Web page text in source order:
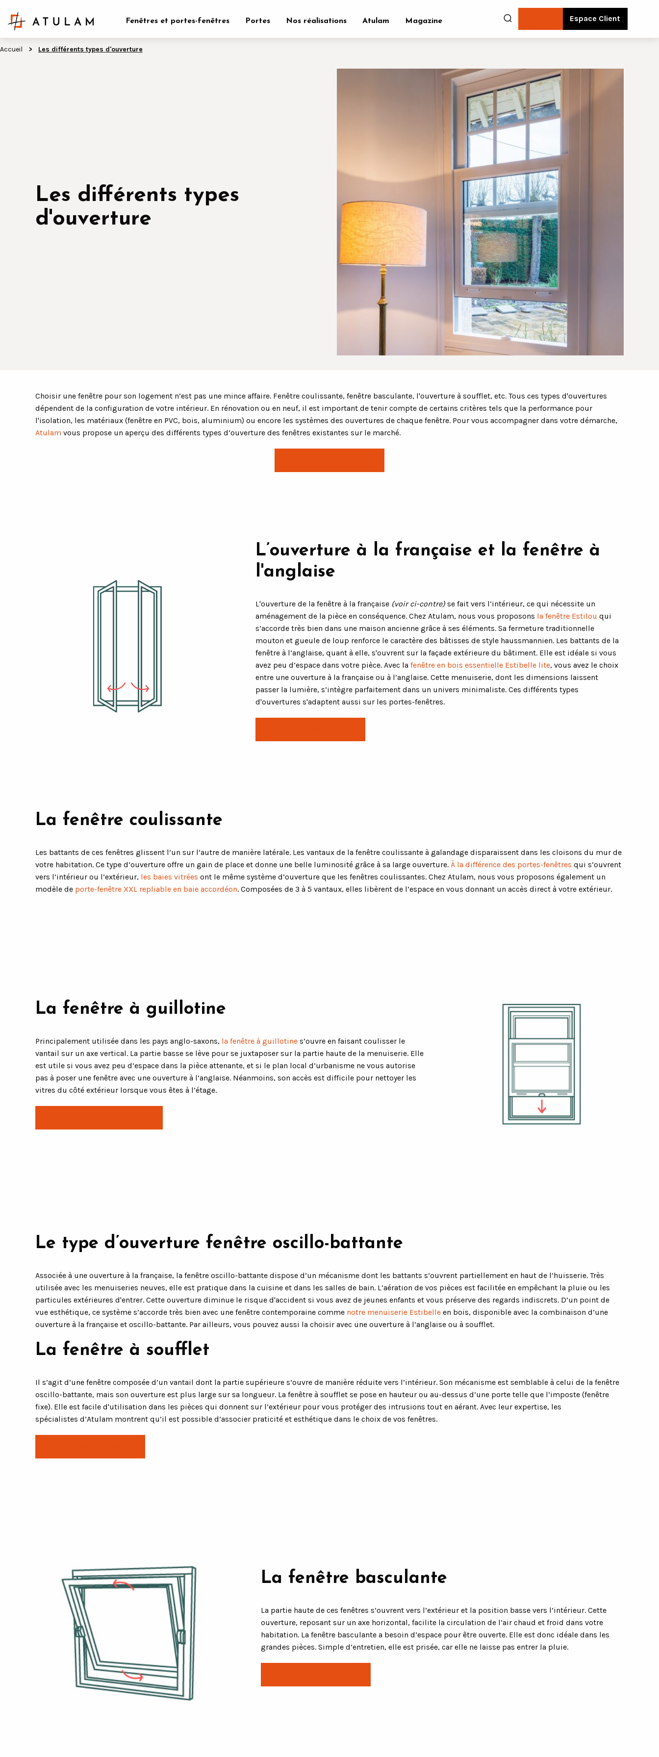
Fenêtres et portes-fenêtres Portes Nos réalisations Atulam Magazine Espace Client
Accueil Les différents types d'ouverture
Les différents types
d'ouverture
Choisir une fenêtre pour son logement n’est pas une mince affaire. Fenêtre coulissante, fenêtre basculante, l'ouverture à soufflet, etc. Tous ces types d'ouvertures
dépendent de la configuration de votre intérieur. En rénovation ou en neuf, il est important de tenir compte de certains critères tels que la performance pour
l'isolation, les matériaux (fenêtre en PVC, bois, aluminium) ou encore les systèmes des ouvertures de chaque fenêtre. Pour vous accompagner dans votre démarche,
Atulam vous propose un aperçu des différents types d’ouverture des fenêtres existantes sur le marché.
L’ouverture à la française et la fenêtre à
l'anglaise
L'ouverture de la fenêtre à la française (voir ci-contre) se fait vers l’intérieur, ce qui nécessite un
aménagement de la pièce en conséquence. Chez Atulam, nous vous proposons la fenêtre Estilou qui
s’accorde très bien dans une maison ancienne grâce à ses éléments. Sa fermeture traditionnelle
mouton et gueule de loup renforce le caractère des bâtisses de style haussmannien. Les battants de la
fenêtre à l’anglaise, quant à elle, s'ouvrent sur la façade extérieure du bâtiment. Elle est idéale si vous
avez peu d’espace dans votre pièce. Avec lafenêtre en bois essentielle Estibelle lite, vous avez le choix
entre une ouverture à la française ou à l’anglaise. Cette menuiserie, dont les dimensions laissent
passer la lumière, s’intègre parfaitement dans un univers minimaliste. Ces différents types
d'ouvertures s'adaptent aussi sur les portes-fenêtres.
La fenêtre coulissante
Les battants de ces fenêtres glissent l’un sur l’autre de manière latérale. Les vantaux de la fenêtre coulissante à galandage disparaissent dans les cloisons du mur de
votre habitation. Ce type d’ouverture offre un gain de place et donne une belle luminosité grâce à sa large ouverture. À la différence des portes-fenêtres qui s’ouvrent
vers l’intérieur ou l’extérieur, les baies vitrées ont le même système d’ouverture que les fenêtres coulissantes. Chez Atulam, nous vous proposons également un
modèle de porte-fenêtre XXL repliable en baie accordéon. Composées de 3 à 5 vantaux, elles libèrent de l’espace en vous donnant un accès direct à votre extérieur.
La fenêtre à guillotine
Principalement utilisée dans les pays anglo-saxons, la fenêtre à guillotine s’ouvre en faisant coulisser le
vantail sur un axe vertical. La partie basse se lève pour se juxtaposer sur la partie haute de la menuiserie. Elle
est utile si vous avez peu d’espace dans la pièce attenante, et si le plan local d’urbanisme ne vous autorise
pas à poser une fenêtre avec une ouverture à l’anglaise. Néanmoins, son accès est difficile pour nettoyer les
vitres du côté extérieur lorsque vous êtes à l’étage.
Le type d’ouverture fenêtre oscillo-battante
Associée à une ouverture à la française, la fenêtre oscillo-battante dispose d’un mécanisme dont les battants s’ouvrent partiellement en haut de l’huisserie. Très
utilisée avec les menuiseries neuves, elle est pratique dans la cuisine et dans les salles de bain. L’aération de vos pièces est facilitée en empêchant la pluie ou les
particules extérieures d'entrer. Cette ouverture diminue le risque d'accident si vous avez de jeunes enfants et vous préserve des regards indiscrets. D’un point de
vue esthétique, ce système s’accorde très bien avec une fenêtre contemporaine comme notre menuiserie Estibelle en bois, disponible avec la combinaison d’une
ouverture à la française et oscillo-battante. Par ailleurs, vous pouvez aussi la choisir avec une ouverture à l’anglaise ou à soufflet.
La fenêtre à soufflet
Il s’agit d’une fenêtre composée d’un vantail dont la partie supérieure s’ouvre de manière réduite vers l’intérieur. Son mécanisme est semblable à celui de la fenêtre
oscillo-battante, mais son ouverture est plus large sur sa longueur. La fenêtre à soufflet se pose en hauteur ou au-dessus d’une porte telle que l’imposte (fenêtre
fixe). Elle est facile d'utilisation dans les pièces qui donnent sur l’extérieur pour vous protéger des intrusions tout en aérant. Avec leur expertise, les
spécialistes d’Atulam montrent qu’il est possible d’associer praticité et esthétique dans le choix de vos fenêtres.
La fenêtre basculante
La partie haute de ces fenêtres s’ouvrent vers l’extérieur et la position basse vers l’intérieur. Cette
ouverture, reposant sur un axe horizontal, facilite la circulation de l’air chaud et froid dans votre
habitation. La fenêtre basculante a besoin d’espace pour être ouverte. Elle est donc idéale dans les
grandes pièces. Simple d’entretien, elle est prisée, car elle ne laisse pas entrer la pluie.